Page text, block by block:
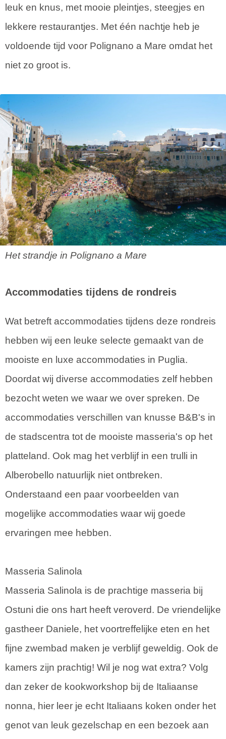
leuk en knus, met mooie pleintjes, steegjes en
lekkere restaurantjes. Met één nachtje heb je
voldoende tijd voor Polignano a Mare omdat het
niet zo groot is.
Het strandje in Polignano a Mare
Accommodaties tijdens de rondreis
Wat betreft accommodaties tijdens deze rondreis
hebben wij een leuke selecte gemaakt van de
mooiste en luxe accommodaties in Puglia.
Doordat wij diverse accommodaties zelf hebben
bezocht weten we waar we over spreken. De
accommodaties verschillen van knusse B&B's in
de stadscentra tot de mooiste masseria's op het
platteland. Ook mag het verblijf in een trulli in
Alberobello natuurlijk niet ontbreken.
Onderstaand een paar voorbeelden van
mogelijke accommodaties waar wij goede
ervaringen mee hebben.
Masseria Salinola
Masseria Salinola is de prachtige masseria bij
Ostuni die ons hart heeft veroverd. De vriendelijke
gastheer Daniele, het voortreffelijke eten en het
fijne zwembad maken je verblijf geweldig. Ook de
kamers zijn prachtig! Wil je nog wat extra? Volg
dan zeker de kookworkshop bij de Italiaanse
nonna, hier leer je echt Italiaans koken onder het
genot van leuk gezelschap en een bezoek aan